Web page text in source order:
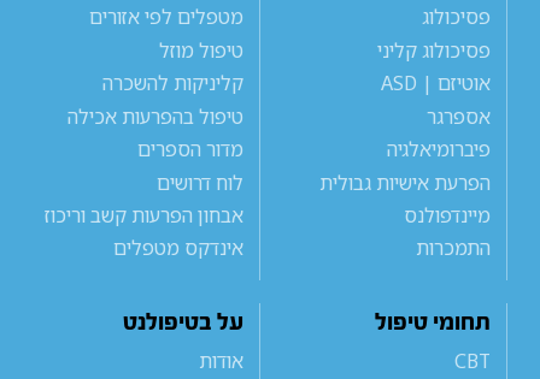
פסיכולוג
פסיכולוג קליני
אוטיזם | ASD
אספרגר
פיברומיאלגיה
הפרעת אישיות גבולית
מיינדפולנס
התמכרות
מטפלים לפי אזורים
טיפול מוזל
קליניקות להשכרה
טיפול בהפרעות אכילה
מדור הספרים
לוח דרושים
אבחון הפרעות קשב וריכוז
אינדקס מטפלים
תחומי טיפול
CBT
על בטיפולנט
אודות